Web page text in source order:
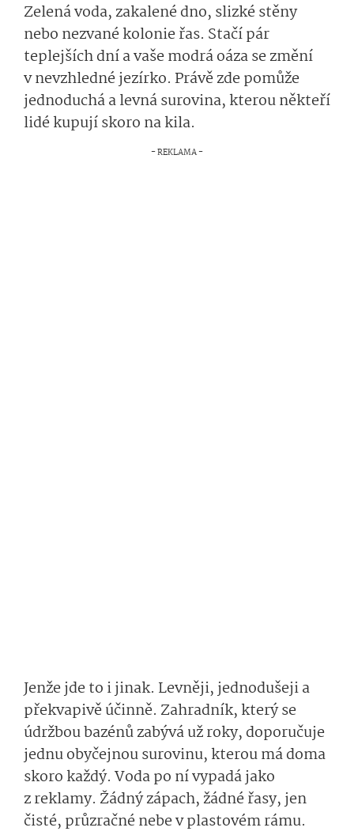
Zelená voda, zakalené dno, slizké stěny
nebo nezvané kolonie řas. Stačí pár
teplejších dní a vaše modrá oáza se změní
v nevzhledné jezírko. Právě zde pomůže
jednoduchá a levná surovina, kterou někteří
lidé kupují skoro na kila.
Jenže jde to i jinak. Levněji, jednodušeji a
překvapivě účinně. Zahradník, který se
údržbou bazénů zabývá už roky, doporučuje
jednu obyčejnou surovinu, kterou má doma
skoro každý. Voda po ní vypadá jako
z reklamy. Žádný zápach, žádné řasy, jen
čisté, průzračné nebe v plastovém rámu.